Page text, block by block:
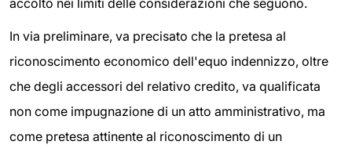
accolto nei limiti delle considerazioni che seguono.
In via preliminare, va precisato che la pretesa al
riconoscimento economico dell'equo indennizzo, oltre
che degli accessori del relativo credito, va qualificata
non come impugnazione di un atto amministrativo, ma
come pretesa attinente al riconoscimento di un